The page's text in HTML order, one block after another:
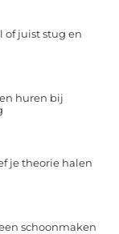
of juist stug en
huren bij
je theorie halen
schoonmaken